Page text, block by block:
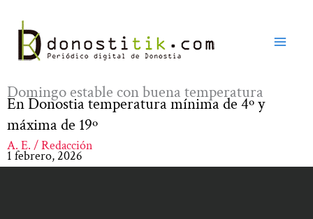
contenido
Domingo estable con buena temperatura
En Donostia temperatura mínima de 4º y
máxima de 19º
A. E. / Redacción
1 febrero, 2026